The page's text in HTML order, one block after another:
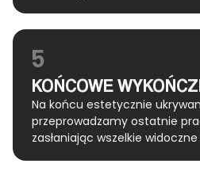
5
KOŃCOWE
Na końcu estetycznie
przeprowadzamy ostatnie
zasłaniając wszelkie